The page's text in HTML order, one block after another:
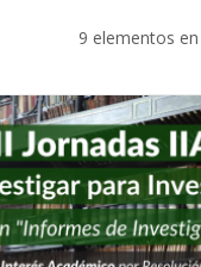
9 elementos